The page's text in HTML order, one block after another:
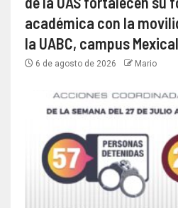
académica con la
la UABC, campus
6 de agosto de 2026 Mario